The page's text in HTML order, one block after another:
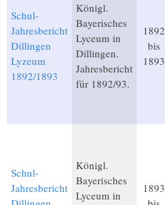
Schul-
Jahresbericht
Dillingen
Lyzeum
1892/1893
Königl.
Bayerisches
Lyceum in
Dillingen.
Jahresbericht
für 1892/93.
1892
bis
1893
Schul-
Jahresbericht
Königl.
Bayerisches
Lyceum in
1893